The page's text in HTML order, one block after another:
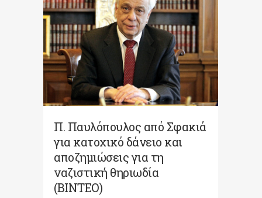
Π. Παυλόπουλος από Σφακιά
για κατοχικό δάνειο και
αποζημιώσεις για τη
ναζιστική θηριωδία
(ΒΙΝΤΕΟ)